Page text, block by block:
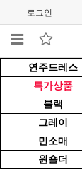
로그인
연주드레스
특가상품
블랙
그레이
민소매
원숄더